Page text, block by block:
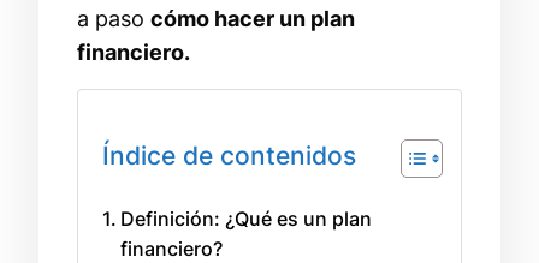
a paso cómo hacer un plan
financiero.
Índice de contenidos
Definición: ¿Qué es un plan
financiero?